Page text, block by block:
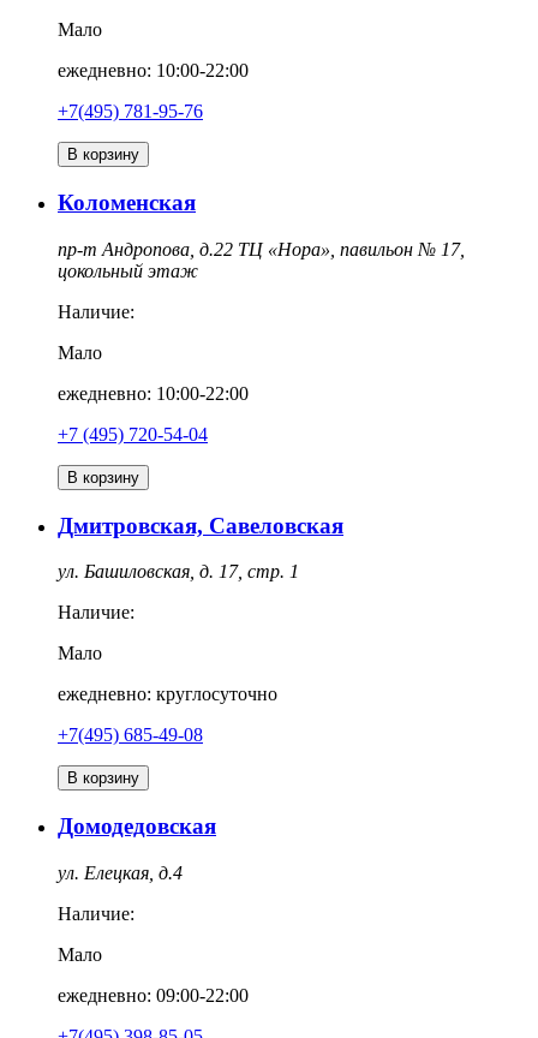
Мало
ежедневно: 10:00-22:00
+7(495) 781-95-76
В корзину
Коломенская
пр-т Андропова, д.22 ТЦ «Нора», павильон № 17,
цокольный этаж
Наличие:
Мало
ежедневно: 10:00-22:00
‎+7 (495) 720-54-04
В корзину
Дмитровская, Савеловская
ул. Башиловская, д. 17, стр. 1
Наличие:
Мало
ежедневно: круглосуточно
+7(495) 685-49-08
В корзину
Домодедовская
ул. Елецкая, д.4
Наличие:
Мало
ежедневно: 09:00-22:00